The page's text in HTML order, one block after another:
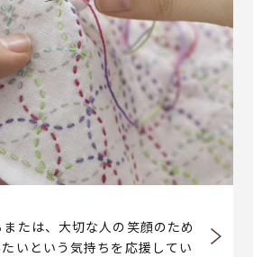
たは、大切な人の笑顔のため
いという気持ちを応援してい